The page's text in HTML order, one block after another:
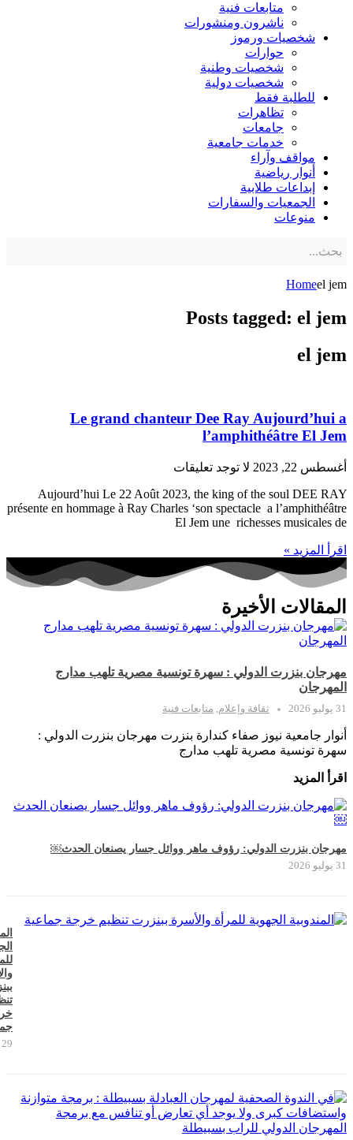
متابعات فنية
ناشرون ومنشورات
شخصيات ورموز
حوارات
شخصيات وطنية
شخصيات دولية
للطلبة فقط
تظاهرات
جامعات
خدمات جامعية
مواقف وآراء
أنوار رياضية
إبداعات طلابية
الجمعيات والسفارات
منوعات
Homeel jem
Posts tagged: el jem
el jem
Le grand chanteur Dee Ray Aujourd’hui a
l’amphithéâtre El Jem
أغسطس 22, 2023
لا توجد تعليقات
Aujourd’hui Le 22 Août 2023, the king of the soul DEE RAY
présente en hommage à Ray Charles ‘son spectacle a l’amphithéâtre
El Jem une richesses musicales de
اقرأ المزيد »
المقالات الأخيرة
مهرجان بنزرت الدولي : سهرة تونسية مصرية تلهب مدارج
المهرجان
31 يوليو 2026 ثقافة وإعلام, متابعات فنية
أنوار جامعية نيوز صفاء كندارة بنزرت مهرجان بنزرت الدولي :
سهرة تونسية مصرية تلهب مدارج
اقرأ المزيد
مهرجان بنزرت الدولي: رؤوف ماهر ووائل جسار يصنعان الحدث￼
31 يوليو 2026
29 يوليو 2026